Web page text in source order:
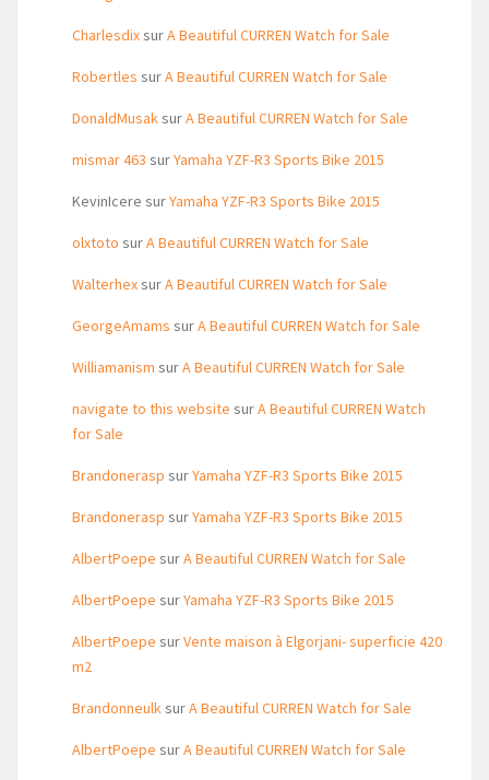
CharlesdixsurA Beautiful CURREN Watch for Sale
Robertles surA Beautiful CURREN Watch for Sale
DonaldMusaksurA Beautiful CURREN Watch for Sale
mismar 463 surYamaha YZF-R3 Sports Bike 2015
KevinIcere surYamaha YZF-R3 Sports Bike 2015
olxtoto surA Beautiful CURREN Watch for Sale
WalterhexsurA Beautiful CURREN Watch for Sale
GeorgeAmams surA Beautiful CURREN Watch for Sale
Williamanism surA Beautiful CURREN Watch for Sale
navigate to this website surA Beautiful CURREN Watch
for Sale
Brandonerasp surYamaha YZF-R3 Sports Bike 2015
Brandonerasp surYamaha YZF-R3 Sports Bike 2015
AlbertPoepe surA Beautiful CURREN Watch for Sale
AlbertPoepe surYamaha YZF-R3 Sports Bike 2015
AlbertPoepe surVente maison à Elgorjani- superficie 420
m2
BrandonneulksurA Beautiful CURREN Watch for Sale
AlbertPoepe surA Beautiful CURREN Watch for Sale